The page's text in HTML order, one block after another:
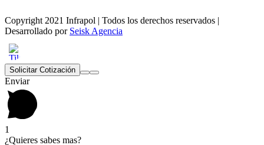
Copyright 2021 Infrapol | Todos los derechos reservados |
Desarrollado por Seisk Agencia
TikTok
Solicitar Cotización
Enviar
1
¿Quieres sabes mas?